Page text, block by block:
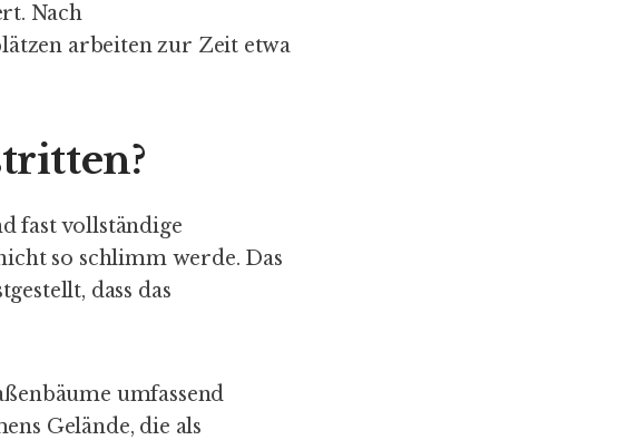
Nach
arbeiten zur Zeit etwa
fast vollständige
so schlimm werde. Das
dass das
umfassend
Gelände, die als